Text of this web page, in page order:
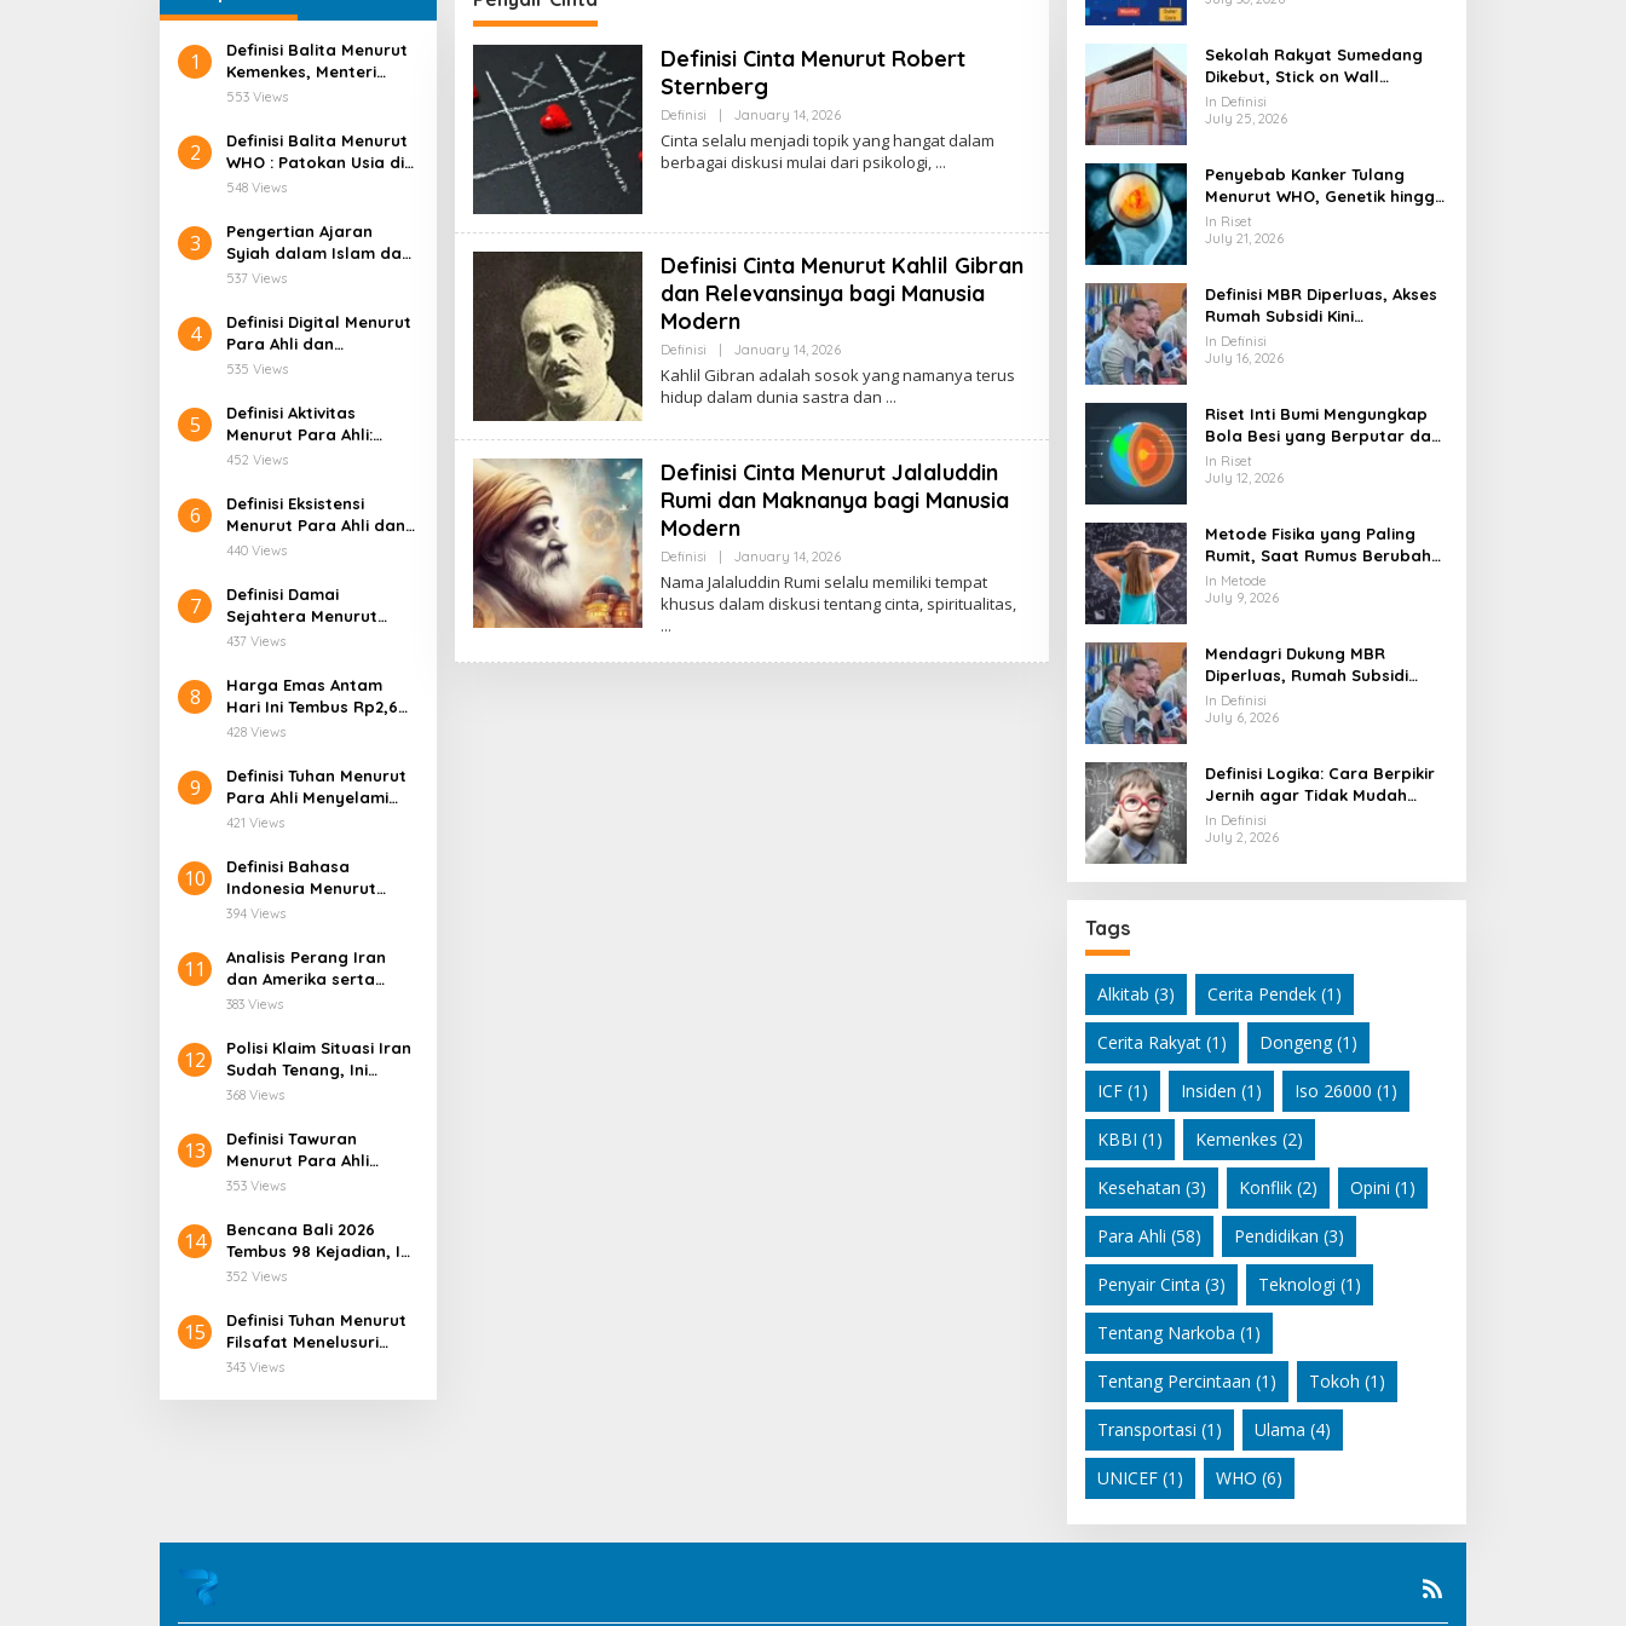
1
Definisi Balita Menurut
Kemenkes, Menteri
Kesehatan Indonesia
553 Views
2
Definisi Balita Menurut
WHO : Patokan Usia di
Layanan Kesehatan
548 Views
3
Pengertian Ajaran
Syiah dalam Islam dan
Latar Belakang
537 Views
4
Definisi Digital Menurut
Para Ahli dan
Relevansinya di Era
535 Views
5
Definisi Aktivitas
Menurut Para Ahli:
Pengertian, Unsur, dan
Bidang
452 Views
6
Definisi Eksistensi
Menurut Para Ahli dan
Relevansinya dalam
440 Views
7
Definisi Damai
Sejahtera Menurut
Alkitab dan
Kehidupan Modern
437 Views
8
Harga Emas Antam
Hari Ini Tembus Rp2,6
Juta/Gram!
428 Views
9
Definisi Tuhan Menurut
Para Ahli Menyelami
Makna Ketuhanan dari
421 Views
10
Definisi Bahasa
Indonesia Menurut
Para Ahli
394 Views
11
Analisis Perang Iran
dan Amerika serta
Dampaknya terhadap
Nasional Iran
383 Views
12
Polisi Klaim Situasi Iran
Sudah Tenang, Ini
Faktanya!
368 Views
13
Definisi Tawuran
Menurut Para Ahli
Sosiologi Membaca
Kelompok di Tengah
Masyarakat
353 Views
14
Bencana Bali 2026
Tembus 98 Kejadian, Ini
Pemicunya!
352 Views
15
Definisi Tuhan Menurut
Filsafat Menelusuri
Pikiran Manusia
343 Views
Definisi Cinta Menurut Robert
Sternberg
Definisi January 14, 2026By
Cinta selalu menjadi topik yang hangat dalam
berbagai diskusi mulai dari psikologi,
Definisi Cinta Menurut Kahlil Gibran
dan Relevansinya bagi Manusia
Modern
Definisi January 14, 2026By
Kahlil Gibran adalah sosok yang namanya terus
hidup dalam dunia sastra dan
Definisi Cinta Menurut Jalaluddin
Rumi dan Maknanya bagi Manusia
Modern
Definisi January 14, 2026By
Nama Jalaluddin Rumi selalu memiliki tempat
khusus dalam diskusi tentang cinta, spiritualitas,
Sekolah Rakyat Sumedang
Dikebut, Stick on Wall
Pangkas Waktu Finishing
In Definisi
July 25, 2026
Penyebab Kanker Tulang
Menurut WHO, Genetik hingga
Paparan Radiasi
In Riset
July 21, 2026
Definisi MBR Diperluas, Akses
Rumah Subsidi Kini
Menjangkau Lebih Banyak
Warga
In Definisi
July 16, 2026
Riset Inti Bumi Mengungkap
Bola Besi yang Berputar dan
Berubah Bentuk
In Riset
July 12, 2026
Metode Fisika yang Paling
Rumit, Saat Rumus Berubah
Jadi Mesin Pembaca Alam
Semesta
In Metode
July 9, 2026
Mendagri Dukung MBR
Diperluas, Rumah Subsidi
Dibuka Lebih Lebar
In Definisi
July 6, 2026
Definisi Logika: Cara Berpikir
Jernih agar Tidak Mudah
Terseret Kesimpulan Keliru
In Definisi
July 2, 2026
Tags
Alkitab (3) Cerita Pendek(1)
Cerita Rakyat(1) Dongeng(1)
ICF(1) Insiden (1) Iso 26000 (1)
KBBI (1) Kemenkes (2)
Kesehatan (3) Konflik(2) Opini (1)
Para Ahli (58) Pendidikan (3)
Penyair Cinta (3) Teknologi (1)
Tentang Narkoba (1)
Tentang Percintaan (1) Tokoh (1)
Transportasi (1) Ulama (4)
UNICEF(1) WHO (6)